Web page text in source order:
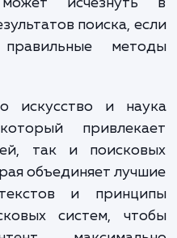
несмотря на
поиска,
правильные
искусство и
который